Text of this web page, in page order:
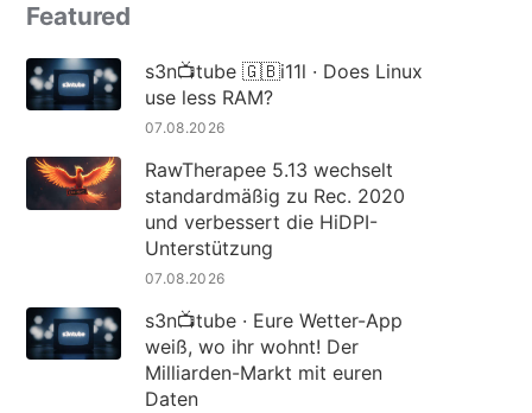
Featured
s3n📺tube 🇬🇧i11l · Does Linux
use less RAM?
07.08.2026
RawTherapee 5.13 wechselt
standardmäßig zu Rec. 2020
und verbessert die HiDPI-
Unterstützung
07.08.2026
s3n📺tube · Eure Wetter-App
weiß, wo ihr wohnt! Der
Milliarden-Markt mit euren
Daten